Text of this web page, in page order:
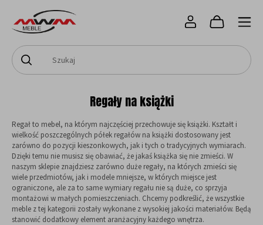
Regały na książki
Regał to mebel, na którym najczęściej przechowuje się książki. Kształt i
wielkość poszczególnych półek regałów na książki dostosowany jest
zarówno do pozycji kieszonkowych, jak i tych o tradycyjnych wymiarach.
Dzięki temu nie musisz się obawiać, że jakaś książka się nie zmieści. W
naszym sklepie znajdziesz zarówno duże regały, na których zmieści się
wiele przedmiotów, jak i modele mniejsze, w których miejsce jest
ograniczone, ale za to same wymiary regału nie są duże, co sprzyja
montażowi w małych pomieszczeniach. Chcemy podkreślić, że wszystkie
meble z tej kategorii zostały wykonane z wysokiej jakości materiałów. Będą
stanowić dodatkowy element aranżacyjny każdego wnętrza.